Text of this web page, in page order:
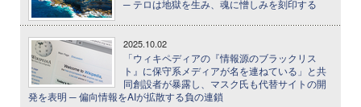
─ テロは地獄を生み、魂に憎しみを刻印する
2025.10.02
「ウィキペディアの『情報源のブラックリス
ト』に保守系メディアが名を連ねている」と共
同創設者が暴露し、マスク氏も代替サイトの開
発を表明 ─ 偏向情報をAIが拡散する負の連鎖